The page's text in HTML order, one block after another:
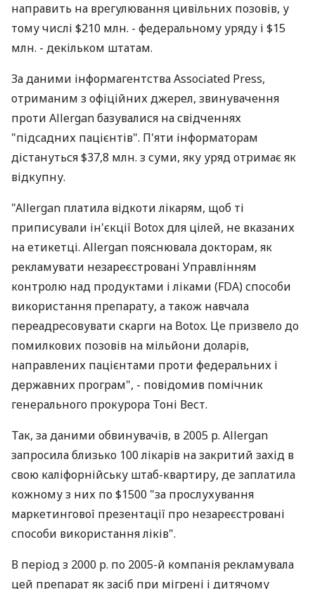
направить на врегулювання цивільних позовів, у
тому числі $210 млн. - федеральному уряду і $15
млн. - декільком штатам.
За даними інформагентства Associated Press,
отриманим з офіційних джерел, звинувачення
проти Allergan базувалися на свідченнях
"підсадних пацієнтів". П'яти інформаторам
дістануться $37,8 млн. з суми, яку уряд отримає як
відкупну.
"Allergan платила відкоти лікарям, щоб ті
приписували ін'єкції Botox для цілей, не вказаних
на етикетці. Allergan пояснювала докторам, як
рекламувати незареєстровані Управлінням
контролю над продуктами і ліками (FDA) способи
використання препарату, а також навчала
переадресовувати скарги на Botox. Це призвело до
помилкових позовів на мільйони доларів,
направлених пацієнтами проти федеральних і
державних програм", - повідомив помічник
генерального прокурора Тоні Вест.
Так, за даними обвинувачів, в 2005 р. Allergan
запросила близько 100 лікарів на закритий захід в
свою каліфорнійську штаб-квартиру, де заплатила
кожному з них по $1500 "за прослухування
маркетингової презентації про незареєстровані
способи використання ліків".
В період з 2000 р. по 2005-й компанія рекламувала
цей препарат як засіб при мігрені і дитячому